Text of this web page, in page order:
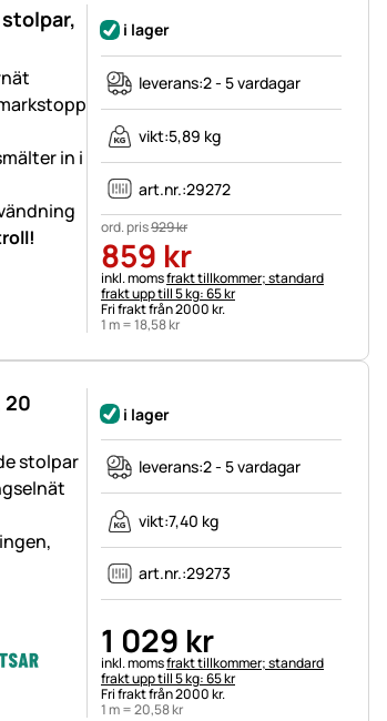
in i
i lager
leverans:2 - 5 vardagar
vikt:5,89 kg
art.nr.:29272
ord. pris929kr
859 kr
Skatteinformation:
inkl. momsfrakt tillkommer; standard
frakt upp till 5 kg: 65 kr
Fri frakt från 2000 kr.
1 m =18,58kr
20
stolpar
i lager
leverans:2 - 5 vardagar
vikt:7,40 kg
art.nr.:29273
1 029 kr
Skatteinformation:
inkl. momsfrakt tillkommer; standard
frakt upp till 5 kg: 65 kr
Fri frakt från 2000 kr.
1 m =20,58kr